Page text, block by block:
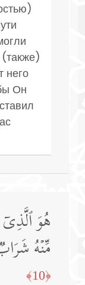
него
Он
هُوَ
مِّنۡهُ
﴿10﴾